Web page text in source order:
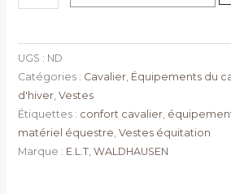
UGS : ND
Catégories : Cavalier, Équipements du
d'hiver, Vestes
Étiquettes : confort cavalier,
matériel équestre, Vestes équitation
Marque : E.L.T, WALDHAUSEN